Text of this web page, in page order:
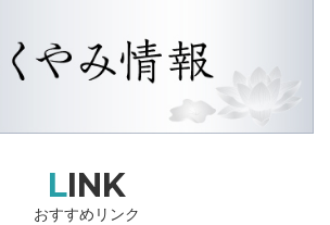
LINK
おすすめリンク